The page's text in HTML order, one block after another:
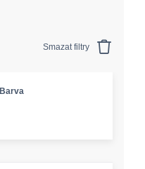
Smazat filtry
Barva